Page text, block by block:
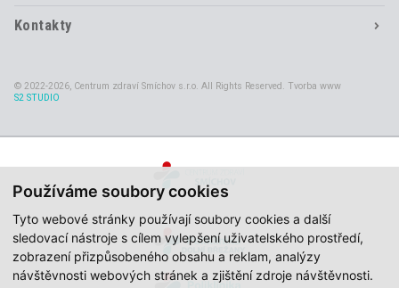
Používáme soubory cookies
Tyto webové stránky používají soubory cookies a další
sledovací nástroje s cílem vylepšení uživatelského prostředí,
zobrazení přizpůsobeného obsahu a reklam, analýzy
návštěvnosti webových stránek a zjištění zdroje návštěvnosti.
Kontakty
© 2022-2026, Centrum zdraví Smíchov s.r.o. All Rights Reserved. Tvorba www
S2 STUDIO